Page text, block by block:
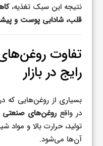
نتیجه این سبک تغذیه،
قلب، شادابی پوست و
تفاوت
رایج در بازار
بسیاری از روغن‌هایی که
در واقعروغن‌های صنعتی
تولید، حرارت بالا و
آن‌ها می‌شود.